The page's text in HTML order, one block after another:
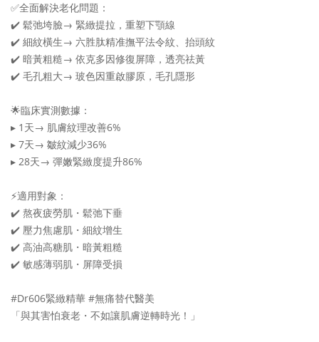
✅全面解決老化問題：
✔️ 鬆弛垮臉→ 緊緻提拉，重塑下顎線
✔️ 細紋橫生→ 六胜肽精准撫平法令紋、抬頭紋
✔️ 暗黃粗糙→ 依克多因修復屏障，透亮祛黃
✔️ 毛孔粗大→ 玻色因重啟膠原，毛孔隱形
🌟臨床實測數據：
▸ 1天→ 肌膚紋理改善6%
▸ 7天→ 皺紋減少36%
▸ 28天→ 彈嫩緊緻度提升86%
⚡️適用對象：
✔️ 熬夜疲勞肌・鬆弛下垂
✔️ 壓力焦慮肌・細紋增生
✔️ 高油高糖肌・暗黃粗糙
✔️ 敏感薄弱肌・屏障受損
#Dr606緊緻精華 #無痛替代醫美
「與其害怕衰老・不如讓肌膚逆轉時光！」